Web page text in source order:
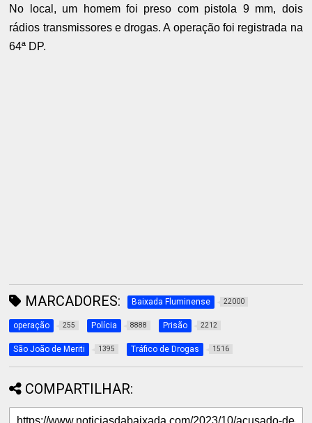
No local, um homem foi preso com pistola 9 mm, dois
rádios transmissores e drogas. A operação foi registrada na
64ª DP.
MARCADORES: Baixada Fluminense 22000
operação 255 Polícia 8888 Prisão 2212
São João de Meriti 1395 Tráfico de Drogas 1516
COMPARTILHAR: